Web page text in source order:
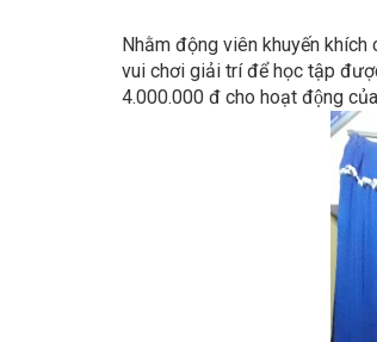
Nhằm động viên khuyến
vui chơi giải trí để học tập
4.000.000 đ cho hoạt động